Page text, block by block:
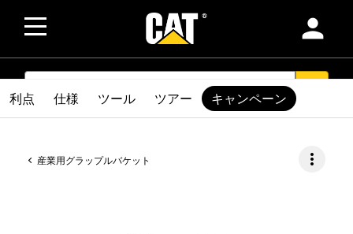
person
SEARCH
産業用グラップルバケット more_vert
利点 仕様 ツール ツアー キャンペーン